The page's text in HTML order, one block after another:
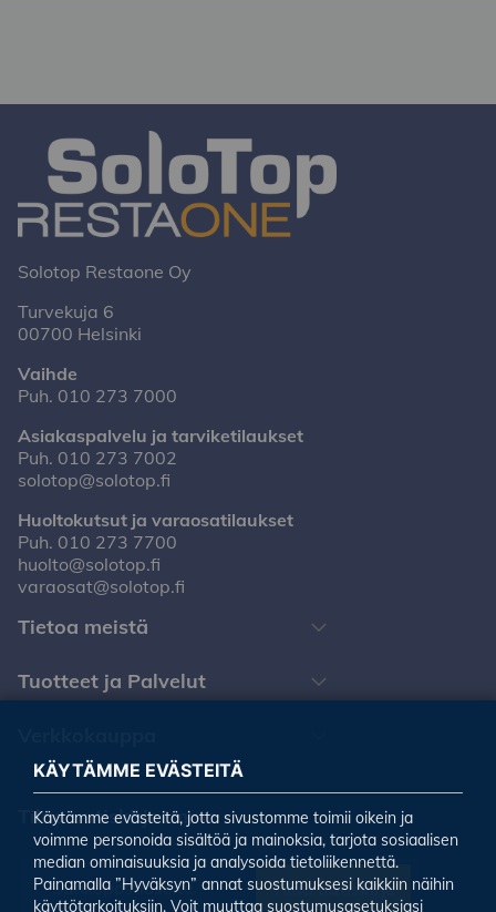
Solotop Restaone Oy
Turvekuja 6
00700 Helsinki
Vaihde
Puh. 010 273 7000
Asiakaspalvelu ja tarviketilaukset
Puh. 010 273 7002
solotop@solotop.fi
Huoltokutsut ja varaosatilaukset
Puh. 010 273 7700
huolto@solotop.fi
varaosat@solotop.fi
Tietoa meistä
Tuotteet ja Palvelut
Tilaa uutiskirjeemme
Tilaa uutiskirje
KÄYTÄMME EVÄSTEITÄ
Käytämme evästeitä, jotta sivustomme toimii oikein ja
voimme personoida sisältöä ja mainoksia, tarjota sosiaalisen
median ominaisuuksia ja analysoida tietoliikennettä.
Painamalla ”Hyväksyn” annat suostumuksesi kaikkiin näihin
käyttötarkoituksiin. Voit muuttaa suostumusasetuksiasi